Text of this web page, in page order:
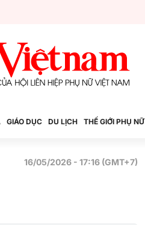
GIÁO DỤC DU LỊCH THẾ GIỚI PHỤ NỮ
16/05/2026 - 17:16 (GMT+7)